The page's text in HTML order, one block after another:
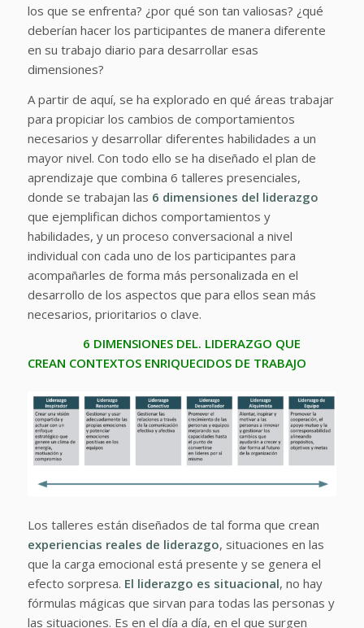
los que se enfrenta? ¿por qué son tan valiosas? ¿qué
deberían hacer los participantes de manera diferente
en su trabajo diario para desarrollar esas
dimensiones?
A partir de aquí, se ha explorado en qué áreas trabajar
para propiciar los cambios de comportamientos
necesarios y desarrollar diferentes habilidades a un
mayor nivel. Con todo ello se ha diseñado el plan de
aprendizaje que combina 6 talleres presenciales,
donde se trabajan las 6 dimensiones del liderazgo
que ejemplifican dichos comportamientos y
habilidades, y un proceso conversacional a nivel
individual con cada uno de los participantes para
acompañarles de forma más personalizada en el
desarrollo de los aspectos que para ellos sean más
necesarios, prioritarios o clave.
6 DIMENSIONES DEL. LIDERAZGO QUE
CREAN CONTEXTOS ENRIQUECIDOS DE TRABAJO
Los talleres están diseñados de tal forma que crean
experiencias reales de liderazgo, situaciones en las
que la carga emocional está presente y se genera el
efecto sorpresa. El liderazgo es situacional, no hay
fórmulas mágicas que sirvan para todas las personas y
las situaciones. Es en el día a día, en el que surgen